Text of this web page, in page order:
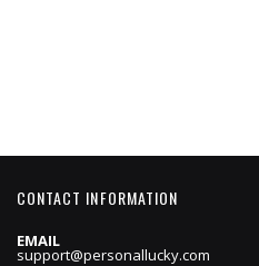
CONTACT INFORMATION
EMAIL
support@personallucky.com